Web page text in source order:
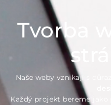
Tvorba
Naše weby vznikají s
Každý projekt bereme